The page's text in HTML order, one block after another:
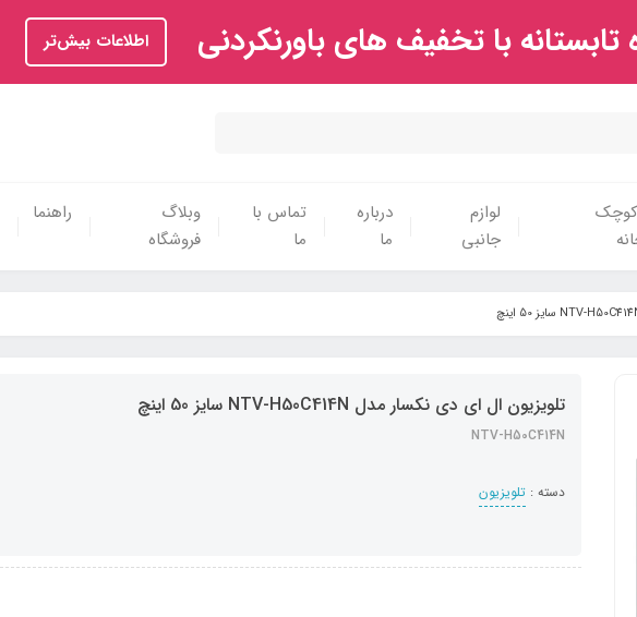
با تخفیف های باورنکردنی اطلاعات بیش‌تر
کوچک
لوازم
جانبی
درباره
ما
تماس با
ما
وبلاگ
فروشگاه
راهنما
تلویزیون ال ای دی نکسار مدل NTV-H50C414N سایز 50 اینچ
NTV-H50C414N
دسته : تلویزیون